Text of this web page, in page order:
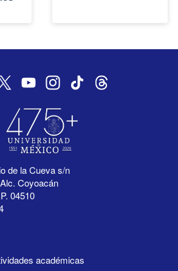
de la Cueva s/n
Coyoacán
04510
académicas